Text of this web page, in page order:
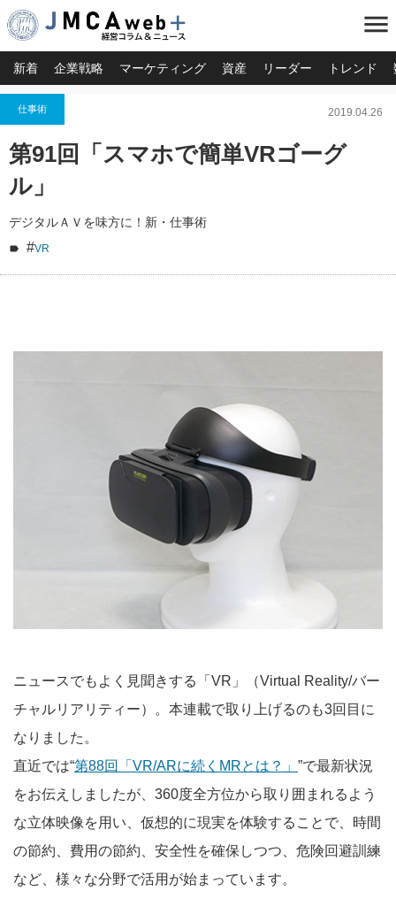
menu
新着 企業戦略 マーケティング 資産 リーダー トレンド
仕事術 2019.04.26
第91回「スマホで簡単VRゴーグ
ル」
デジタルＡＶを味方に！新・仕事術
#VR
ニュースでもよく見聞きする「VR」（Virtual Reality/バー
チャルリアリティー）。本連載で取り上げるのも3回目に
なりました。
直近では“第88回「VR/ARに続くMRとは？」 ”で最新状況
をお伝えしましたが、360度全方位から取り囲まれるよう
な立体映像を用い、仮想的に現実を体験することで、時間
の節約、費用の節約、安全性を確保しつつ、危険回避訓練
など、様々な分野で活用が始まっています。